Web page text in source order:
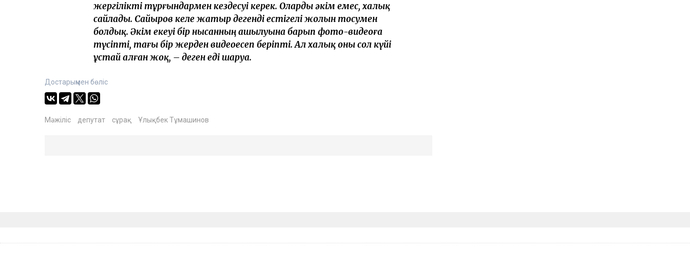
жергілікті тұрғындармен кездесуі керек. Оларды әкім емес, халық
сайлады. Сайыров келе жатыр дегенді естігелі жолын тосумен
болдық. Әкім екеуі бір нысанның ашылуына барып фото-видеоға
түсіпті, тағы бір жерден видеоесеп беріпті. Ал халық оны сол күйі
ұстай алған жоқ, – деген еді шаруа.
Достарыңмен бөліс
Мәжіліс депутат сұрақ Ұлықбек Тұмашинов